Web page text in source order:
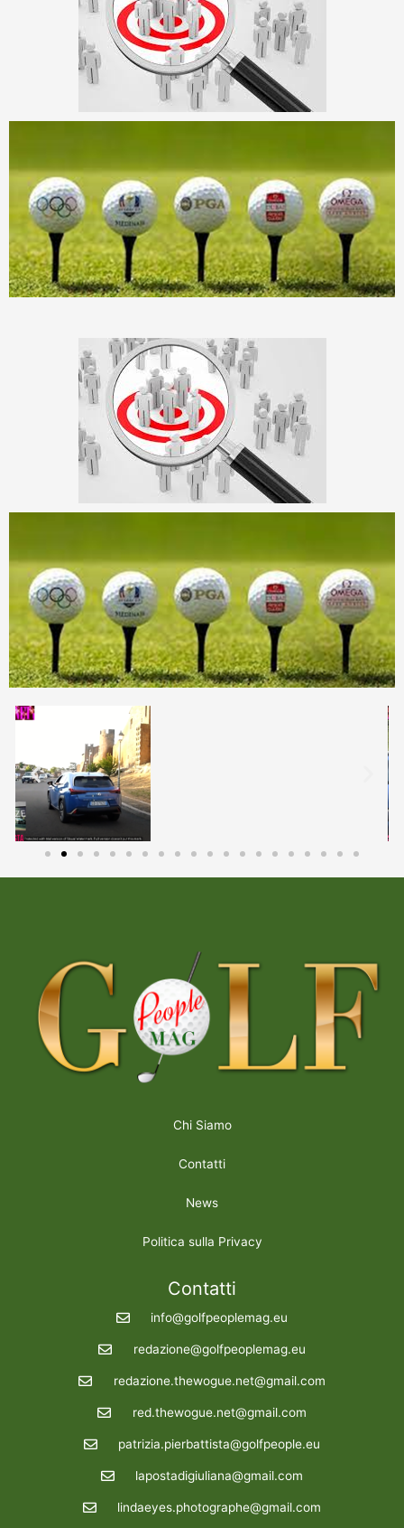
Chi Siamo
Contatti
News
Politica sulla Privacy
Contatti
info@golfpeoplemag.eu
redazione@golfpeoplemag.eu
redazione.thewogue.net@gmail.com
red.thewogue.net@gmail.com
patrizia.pierbattista@golfpeople.eu
lapostadigiuliana@gmail.com
lindaeyes.photographe@gmail.com